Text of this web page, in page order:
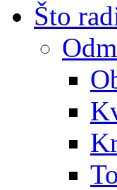
Što